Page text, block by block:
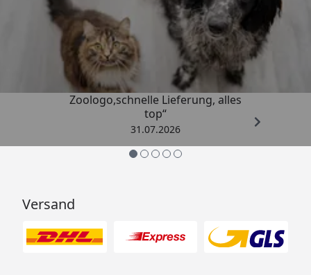
Trusted Shops
4,73/ 5
„Gute Erfahrung mit
Zoologo,schnelle Lieferung, alles
top“
31.07.2026
Versand